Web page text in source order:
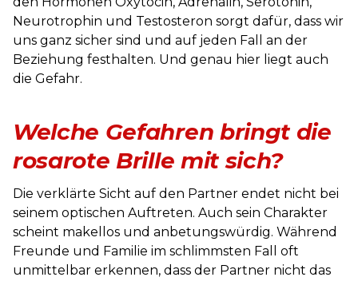
Neurotrophin und Testosteron sorgt dafür, dass wir
uns ganz sicher sind und auf jeden Fall an der
Beziehung festhalten. Und genau hier liegt auch
die Gefahr.
Welche Gefahren bringt die
rosarote Brille mit sich?
Die verklärte Sicht auf den Partner endet nicht bei
seinem optischen Auftreten. Auch sein Charakter
scheint makellos und anbetungswürdig. Während
Freunde und Familie im schlimmsten Fall oft
unmittelbar erkennen, dass der Partner nicht das